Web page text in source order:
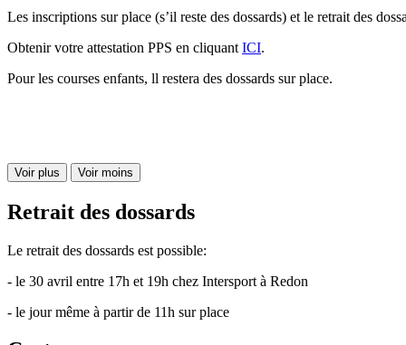
Les inscriptions sur place (s’il reste des dossards) et le retrait des
Obtenir votre attestation PPS en cliquant ICI.
Pour les courses enfants, ll restera des dossards sur place.
Voir plus Voir moins
Retrait des dossards
Le retrait des dossards est possible:
- le 30 avril entre 17h et 19h chez Intersport à Redon
- le jour même à partir de 11h sur place